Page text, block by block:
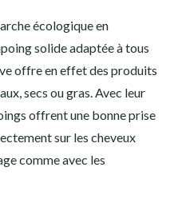
écologique en
solide adaptée à tous
offre en effet des produits
secs ou gras. Avec leur
offrent une bonne prise
sur les cheveux
comme avec les